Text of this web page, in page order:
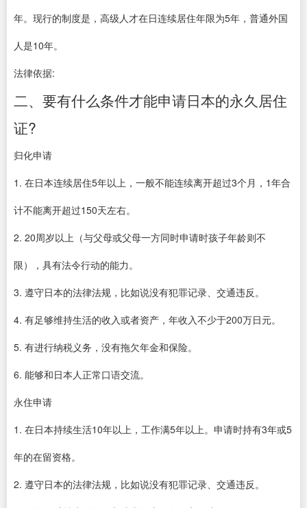
年。现行的制度是，高级人才在日连续居住年限为5年，普通外国
人是10年。
法律依据:
二、要有什么条件才能申请日本的永久居住
证?
归化申请
1. 在日本连续居住5年以上，一般不能连续离开超过3个月，1年合
计不能离开超过150天左右。
2. 20周岁以上（与父母或父母一方同时申请时孩子年龄则不
限），具有法令行动的能力。
3. 遵守日本的法律法规，比如说没有犯罪记录、交通违反。
4. 有足够维持生活的收入或者资产，年收入不少于200万日元。
5. 有进行纳税义务，没有拖欠年金和保险。
6. 能够和日本人正常口语交流。
永住申请
1. 在日本持续生活10年以上，工作满5年以上。申请时持有3年或5
年的在留资格。
2. 遵守日本的法律法规，比如说没有犯罪记录、交通违反。